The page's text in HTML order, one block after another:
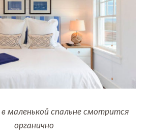
маленькой спальне смотрится
органично